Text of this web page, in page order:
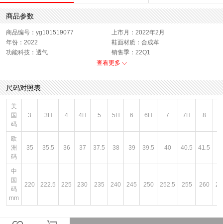
商品参数
商品编号：yg101519077
上市月：2022年2月
年份：2022
鞋面材质：合成革
功能科技：透气
销售季：22Q1
货品来源：招商
鞋帮：低帮
色系：拼色
风格：休闲
闭合方式：套脚
查看更多
尺码对照表
美
国
码
3 3H 4 4H 5 5H 6 6H 7 7H 8
欧
洲
码
35 35.5 36 37 37.5 38 39 39.5 40 40.5 41.5
中
国
码
mm
220 222.5 225 230 235 240 245 250 252.5 255 260